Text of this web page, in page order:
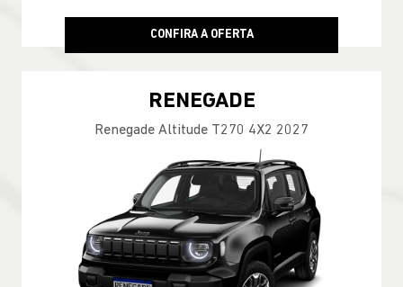
CONFIRA A OFERTA
RENEGADE
Renegade Altitude T270 4X2 2027